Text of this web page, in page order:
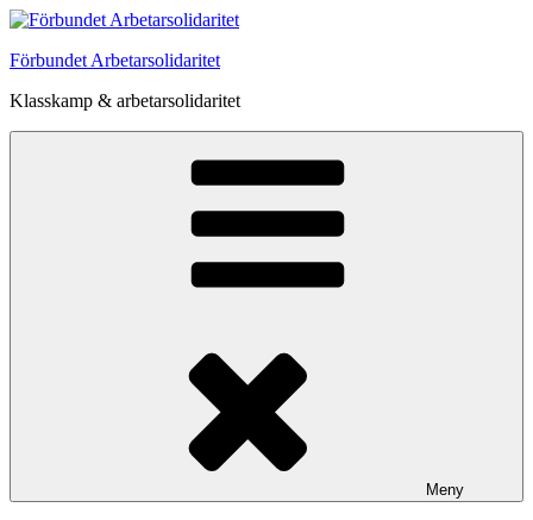
Hoppa
innehåll
Förbundet Arbetarsolidaritet
Klasskamp & arbetarsolidaritet
Meny